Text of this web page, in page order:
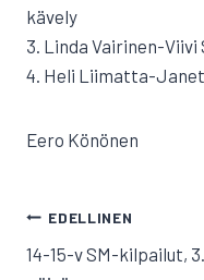
kävely
3. Linda Vairinen-Viivi
4. Heli Liimatta-
Eero Könönen
ARTIKKELIEN
SELAUS
EDELLINEN
14-15-v SM-kilpailut, 3.